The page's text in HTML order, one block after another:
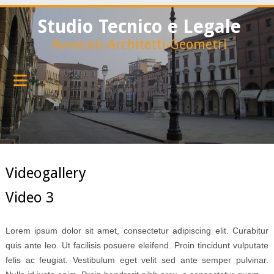
Studio Tecnico e Legale
Avvocati-Architetti-Geometri
Videogallery
Video 3
Lorem ipsum dolor sit amet, consectetur adipiscing elit. Curabitur
quis ante leo. Ut facilisis posuere eleifend. Proin tincidunt vulputate
felis ac feugiat. Vestibulum eget velit sed ante semper pulvinar.